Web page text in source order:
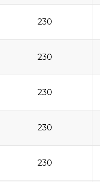
230
230
230
230
230